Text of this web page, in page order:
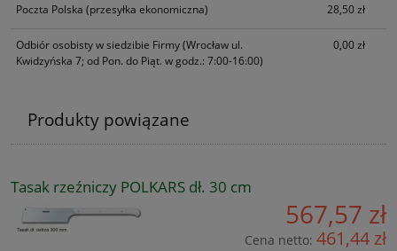
Poczta Polska (przesyłka ekonomiczna) 28,50 zł
Odbiór osobisty w siedzibie Firmy(Wrocław ul.
Kwidzyńska 7; od Pon. do Piąt. w godz.: 7:00-16:00)
0,00 zł
Produkty powiązane
Tasak rzeźniczy POLKARS dł. 30 cm
567,57 zł
Cena netto: 461,44 zł